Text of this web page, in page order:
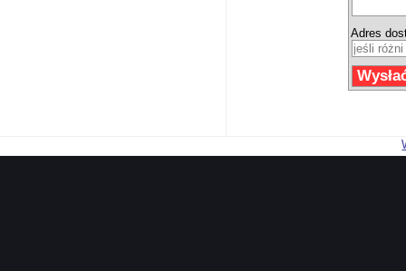
Adres